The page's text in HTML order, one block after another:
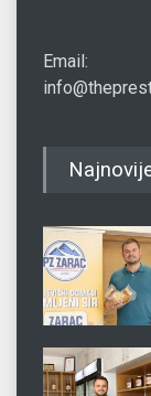
Email: